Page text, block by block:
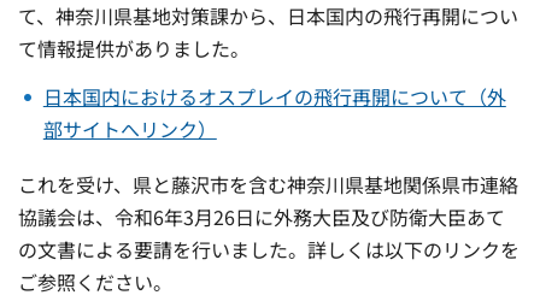
て、神奈川県基地対策課から、日本国内の飛行再開につい
て情報提供がありました。
日本国内におけるオスプレイの飛行再開について（外
部サイトへリンク）
これを受け、県と藤沢市を含む神奈川県基地関係県市連絡
協議会は、令和6年3月26日に外務大臣及び防衛大臣あて
の文書による要請を行いました。詳しくは以下のリンクを
ご参照ください。